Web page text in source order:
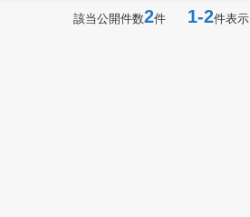
該当公開件数2件 1-2件表示